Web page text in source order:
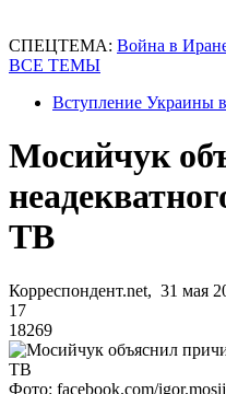
СПЕЦТЕМА: Война в
ВСЕ ТЕМЫ
Вступление Украины
Мосийчук
ТВ
Корреспондент.net, 31 мая
17
18269
Фото: facebook.com/